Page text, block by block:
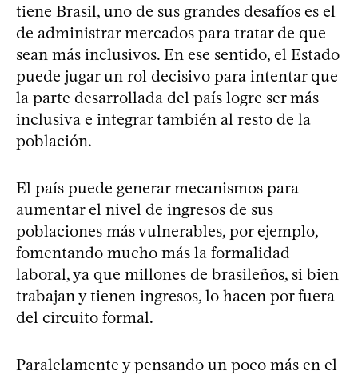
tiene Brasil, uno de sus grandes desafíos es el
de administrar mercados para tratar de que
sean más inclusivos. En ese sentido, el Estado
puede jugar un rol decisivo para intentar que
la parte desarrollada del país logre ser más
inclusiva e integrar también al resto de la
población.
El país puede generar mecanismos para
aumentar el nivel de ingresos de sus
poblaciones más vulnerables, por ejemplo,
fomentando mucho más la formalidad
laboral, ya que millones de brasileños, si bien
trabajan y tienen ingresos, lo hacen por fuera
del circuito formal.
Paralelamente y pensando un poco más en el